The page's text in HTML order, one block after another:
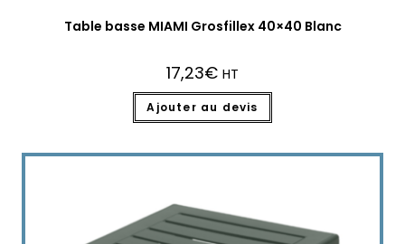
Table basse MIAMI Grosfillex 40×40 Blanc
17,23€ HT
Ajouter au devis